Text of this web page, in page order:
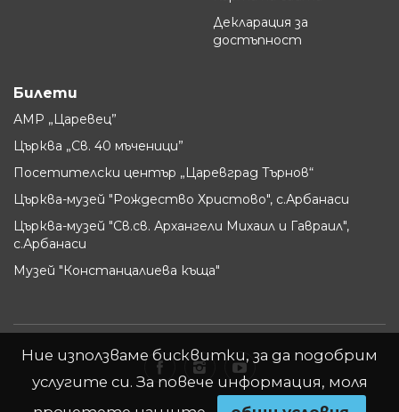
Декларация за
достъпност
Билети
АМР „Царевец”
Църква „Св. 40 мъченици”
Посетителски център „Царевград Търнов“
Църква-музей "Рождество Христово", с.Арбанаси
Църква-музей "Св.св. Архангели Михаил и Гавраил",
с.Арбанаси
Музей "Констанцалиева къща"
Ние използваме бисквитки, за да подобрим
услугите си. За повече информация, моля